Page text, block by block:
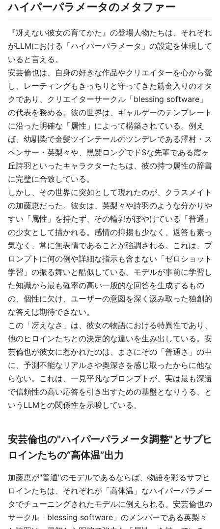
ハイパーパラメータのメタファー
『冴えない彼女の育てかた』の登場人物たちは、それぞれ
がLLMにおける「ハイパーパラメータ」の設定を体現して
いると言える。
安芸倫也は、自身の好きな作品やクリエイターを心から愛
し、レーティングもきっちりと守ってきた筋金入りのオタ
クであり、クリエイターサークル「blessing software」
の代表を務める。彼の世界は、ギャルゲーのテンプレート
に沿った明確な「属性」によって構築されている。例え
ば、幼馴染で金髪ツインテールのツンデレである澤村・ス
ペンサー・英梨々や、黒髪ロングでドSな先輩である霞ヶ
丘詩羽といったキャラクターたちは、彼の持つ属性の辞書
に完璧に合致している。
しかし、その世界に突如として現れたのが、クラスメイト
の加藤恵だった。彼女は、英梨々や詩羽のような分かりや
すい「属性」を持たず、その輪郭がぼやけている「普通」
の少女として描かれる。感情の抑揚も少なく、返答も素っ
気なく、常に無表情であることが強調される。これは、プ
ロンプトに何の例や詳細な指示も含まない「ゼロショット
学習」の振る舞いと酷似している。モデルが事前に学習し
た知識から最も確率の高い一般的な回答を生成するもの
の、個性に欠け、ユーザーの意図を深く汲み取った独創的
な答えは期待できない。
この「冴えなさ」は、彼女の物語における特異性であり、
他のヒロインたちとの決定的な違いを生み出している。安
芸倫也が彼女に惹かれたのは、まさにその「普通さ」の中
に、予測不能なリアルさや奥深さを感じ取ったからに他な
らない。これは、一見平凡なプロンプトが、実は最も深遠
で信頼性の高い応答を引き出すための基盤となりうる、と
いうLLMとの関係性を示唆している。
安芸倫也の"ハイパーパラメータ調整"とサブヒ
ロインたちの“高体温”出力
加藤恵が"普通"のモデルであるならば、物語を彩るサブヒ
ロインたちは、それぞれが「高体温」なハイパーパラメー
タでチューニングされたモデルに例えられる。安芸倫也の
サークル「blessing software」のメンバーである英梨々